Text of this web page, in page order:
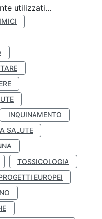
utilizzati...
INQUINAMENTO
SALUTE
TOSSICOLOGIA
EUROPEI